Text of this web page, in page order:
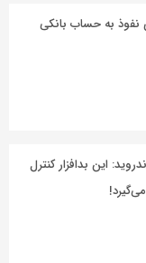
نفوذ به حساب بانکی
این بدافزار کنترل